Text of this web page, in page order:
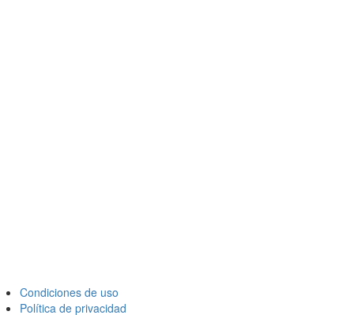
Condiciones de uso
Política de privacidad